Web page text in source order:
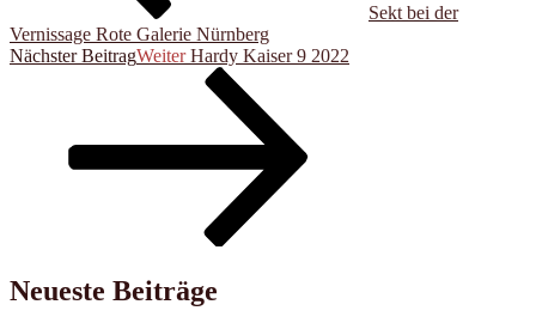
Sekt bei der
Vernissage Rote Galerie Nürnberg
Nächster BeitragWeiter Hardy Kaiser 9 2022
Neueste Beiträge